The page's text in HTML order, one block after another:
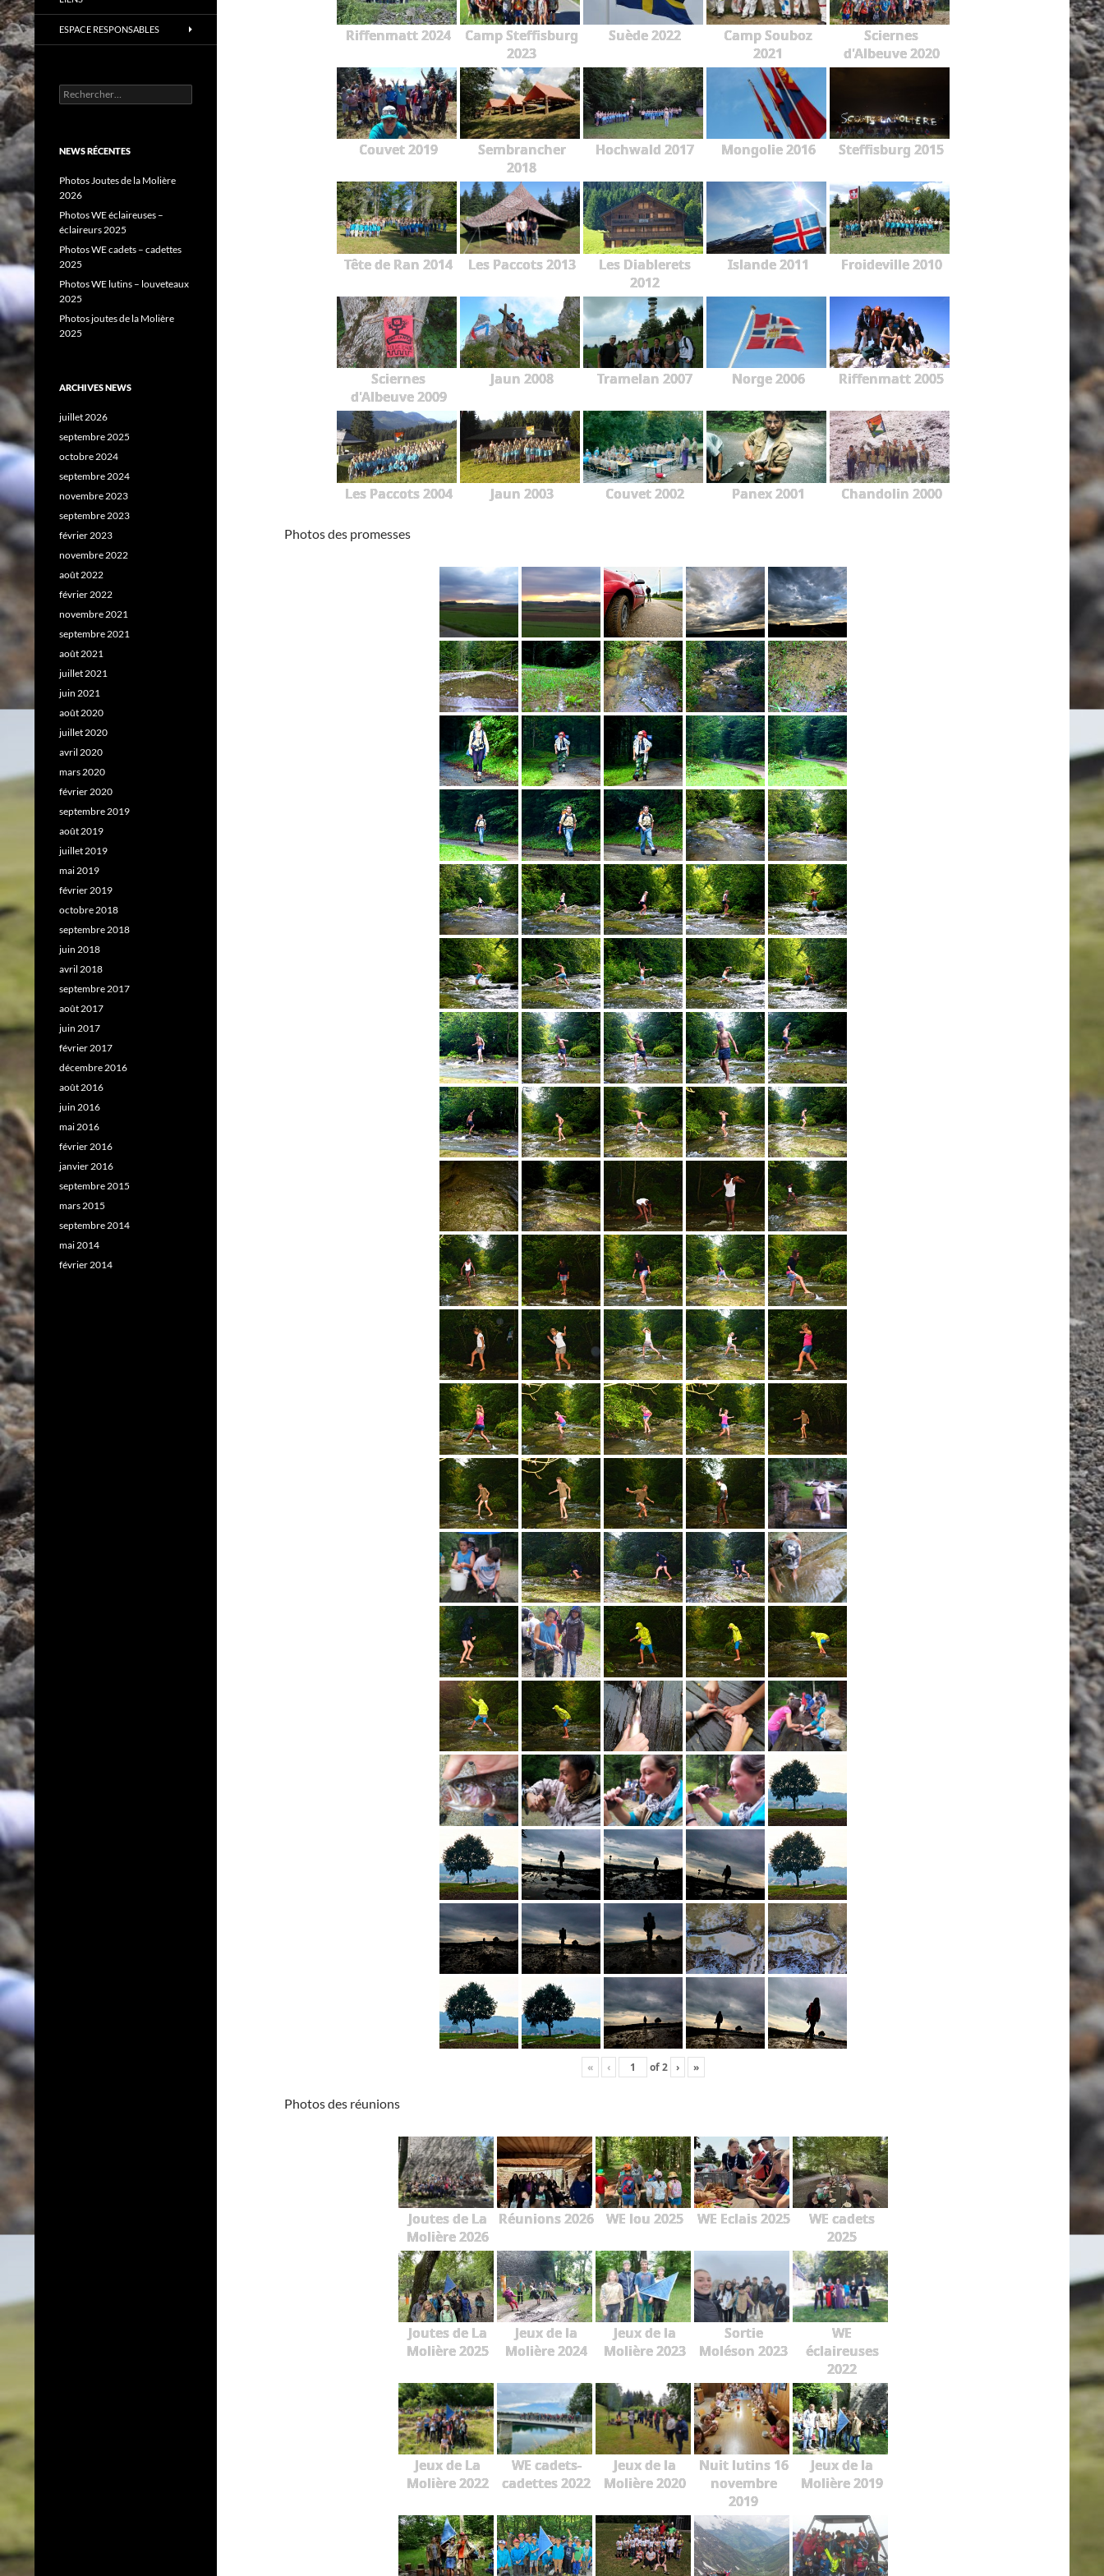
Riffenmatt 2024
Camp Steffisburg
2023
Suède 2022
Camp Souboz
2021
Sciernes
d'Albeuve 2020
Couvet 2019
Sembrancher
2018
Hochwald 2017 Mongolie 2016 Steffisburg 2015
Tête de Ran 2014 Les Paccots 2013
Les Diablerets
2012
Islande 2011 Froideville 2010
Sciernes
d'Albeuve 2009
Jaun 2008 Tramelan 2007 Norge 2006 Riffenmatt 2005
Les Paccots 2004 Jaun 2003 Couvet 2002 Panex 2001 Chandolin 2000
Photos des promesses
« ‹ of2 › »
Photos des réunions
Joutes de La
Molière 2026
Réunions 2026 WE lou 2025 WE Eclais 2025
WE cadets
2025
Joutes de La
Molière 2025
Jeux de la
Molière 2024
Jeux de la
Molière 2023
Sortie
Moléson 2023
WE
éclaireuses
2022
Jeux de La
Molière 2022
WE cadets-
cadettes 2022
Jeux de la
Molière 2020
Nuit lutins 16
novembre
2019
Jeux de la
Molière 2019
ESPACE RESPONSABLES
Rechercher :
NEWS RÉCENTES
Photos Joutes de la Molière
2026
Photos WE éclaireuses –
éclaireurs 2025
Photos WE cadets – cadettes
2025
Photos WE lutins – louveteaux
2025
Photos joutes de la Molière
2025
ARCHIVES NEWS
juillet 2026
septembre 2025
octobre 2024
septembre 2024
novembre 2023
septembre 2023
février 2023
novembre 2022
août 2022
février 2022
novembre 2021
septembre 2021
août 2021
juillet 2021
juin 2021
août 2020
juillet 2020
avril 2020
mars 2020
février 2020
septembre 2019
août 2019
juillet 2019
mai 2019
février 2019
octobre 2018
septembre 2018
juin 2018
avril 2018
septembre 2017
août 2017
juin 2017
février 2017
décembre 2016
août 2016
juin 2016
mai 2016
février 2016
janvier 2016
septembre 2015
mars 2015
septembre 2014
mai 2014
février 2014